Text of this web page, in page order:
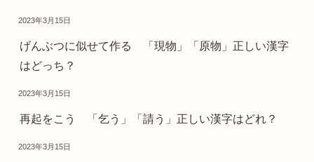
2023年3月15日
げんぶつに似せて作る 「現物」「原物」正しい漢字
はどっち？
2023年3月15日
再起をこう 「乞う」「請う」正しい漢字はどれ？
2023年3月15日